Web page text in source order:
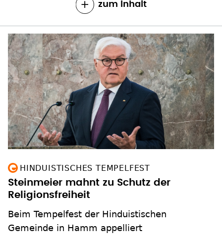
zum Inhalt
HINDUISTISCHES TEMPELFEST
Steinmeier mahnt zu Schutz der
Religionsfreiheit
Beim Tempelfest der Hinduistischen
Gemeinde in Hamm appelliert